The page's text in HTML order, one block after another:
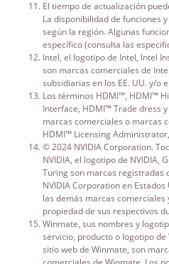
El tiempo de actualización
La disponibilidad de funciones
según la región. Algunas
específico (consulta las
Intel, el logotipo de Intel, Intel
son marcas comerciales de
subsidiarias en los EE. UU. y/o
Los términos HDMI™, HDMI™
Interface, HDMI™ Trade dress
marcas comerciales o marcas
HDMI™ Licensing
© 2024 NVIDIA Corporation.
NVIDIA, el logotipo de NVIDIA,
Turing son marcas registradas
NVIDIA Corporation en
las demás marcas
propiedad de sus respectivos
Winmate, sus nombres y
servicio, producto o logotipo
sitio web de Winmate, son